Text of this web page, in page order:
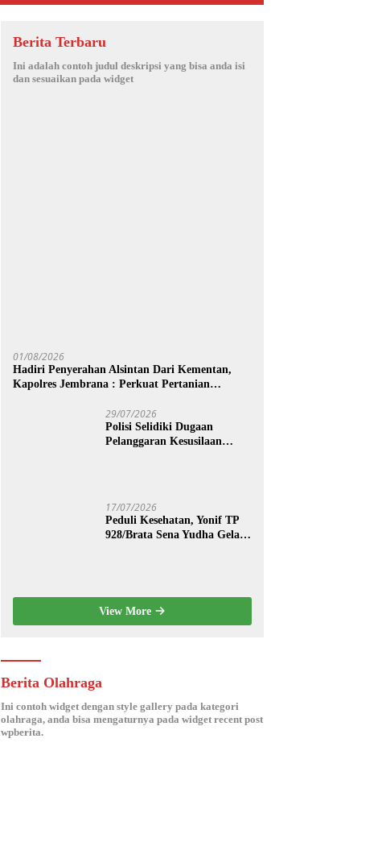
Berita Terbaru
Ini adalah contoh judul deskripsi yang bisa anda isi
dan sesuaikan pada widget
01/08/2026
Hadiri Penyerahan Alsintan Dari Kementan,
Kapolres Jembrana : Perkuat Pertanian
29/07/2026
Polisi Selidiki Dugaan
Pelanggaran Kesusilaan
17/07/2026
Peduli Kesehatan, Yonif TP
928/Brata Sena Yudha Gelar
View More
Berita Olahraga
Ini contoh widget dengan style gallery pada kategori
olahraga, anda bisa mengaturnya pada widget recent post
wpberita.